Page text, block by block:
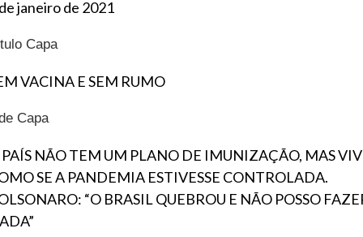
janeiro de 2021
Capa
VACINA E SEM RUMO
Capa
NÃO TEM UM PLANO DE IMUNIZAÇÃO, MAS
SE A PANDEMIA ESTIVESSE CONTROLADA.
“O BRASIL QUEBROU E NÃO POSSO